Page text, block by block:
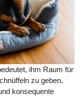
ihm Raum für
zu geben.
konsequente